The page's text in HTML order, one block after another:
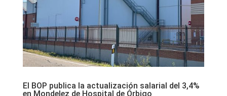
El BOP publica la actualización salarial del 3,4%
en Mondelez de Hospital de Órbigo